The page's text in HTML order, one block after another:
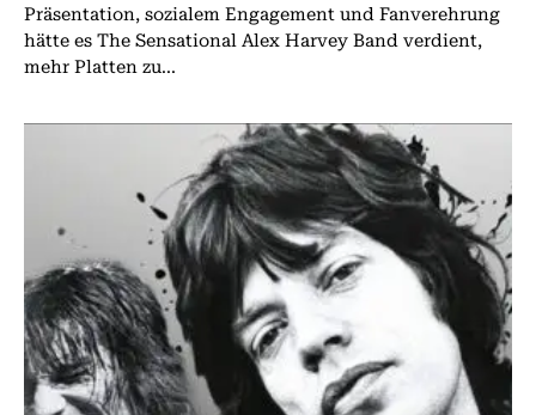
Präsentation, sozialem Engagement und Fanverehrung
hätte es The Sensational Alex Harvey Band verdient,
mehr Platten zu...